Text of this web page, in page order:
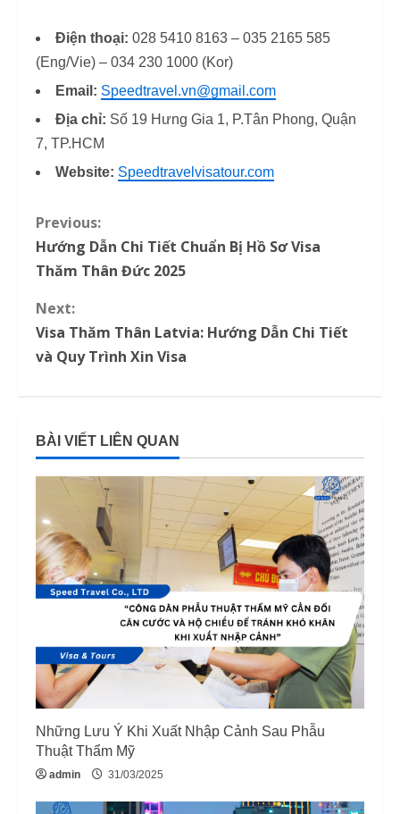
Điện thoại: 028 5410 8163 – 035 2165 585
(Eng/Vie) – 034 230 1000 (Kor)
Email: Speedtravel.vn@gmail.com
Địa chỉ: Số 19 Hưng Gia 1, P.Tân Phong, Quận
7, TP.HCM
Website: Speedtravelvisatour.com
C
o
n
t
u
R
e
a
d
i
n
g
Previous:
Hướng Dẫn Chi Tiết Chuẩn Bị Hồ Sơ Visa
Thăm Thân Đức 2025
Next:
Visa Thăm Thân Latvia: Hướng Dẫn Chi Tiết
và Quy Trình Xin Visa
BÀI VIẾT LIÊN QUAN
Những Lưu Ý Khi Xuất Nhập Cảnh Sau Phẫu
Thuật Thẩm Mỹ
admin 31/03/2025